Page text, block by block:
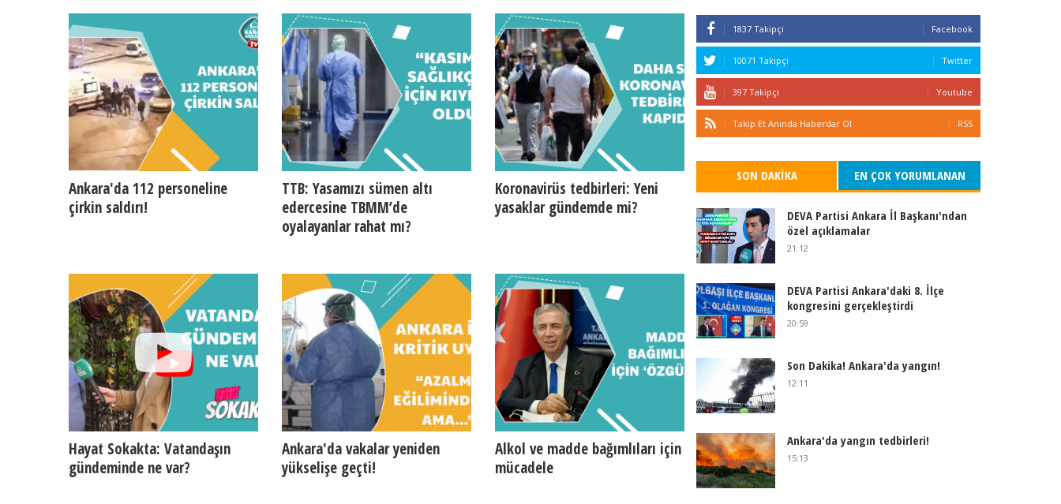
Ankara'da 112 personeline
çirkin saldırı!
TTB: Yasamızı sümen altı
edercesine TBMM’de
oyalayanlar rahat mı?
Koronavirüs tedbirleri: Yeni
yasaklar gündemde mi?
Hayat Sokakta: Vatandaşın
gündeminde ne var?
Ankara'da vakalar yeniden
yükselişe geçti!
Alkol ve madde bağımlıları için
mücadele
1837 Takipçi Facebook
10071 Takipçi Twitter
397 Takipçi Youtube
Takip Et Anında Haberdar Ol RSS
SON DAKIKA EN ÇOK YORUMLANAN
DEVA Partisi Ankara İl Başkanı'ndan
özel açıklamalar
21:12
DEVA Partisi Ankara'daki 8. İlçe
kongresini gerçekleştirdi
20:59
Son Dakika! Ankara'da yangın!
12:11
Ankara'da yangın tedbirleri!
15:13